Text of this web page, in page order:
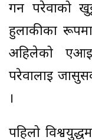
गर्न परेवाको
हुलाकीका रूपमा
अहिलेको
परेवालाई
।
पहिलो